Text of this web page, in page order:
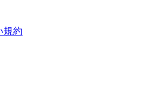
規約